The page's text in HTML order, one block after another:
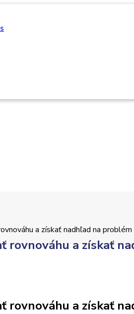
a získať nadhľad na problém
rovnováhu a získať
rovnováhu a získať